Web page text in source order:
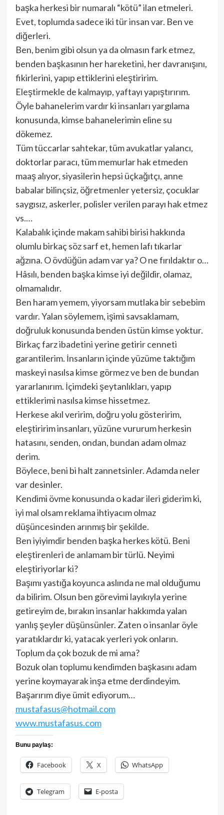
başka herkesi bir numaralı “kötü” ilan etmeleri.
Evet, toplumda sadece iki tür insan var. Ben ve
diğerleri.
Ben, benim gibi olsun ya da olmasın fark etmez,
benden başkasının her hareketini, her davranışını,
fikirlerini, yapıp ettiklerini eleştiririm.
Eleştirmekle de kalmayıp, yaftayı yapıştırırım.
Öyle bahanelerim vardır ki insanları yargılama
konusunda, kimse bahanelerimin eline su
dökemez.
Tüm tüccarlar sahtekar, tüm avukatlar yalancı,
doktorlar paracı, tüm memurlar hak etmeden
maaş alıyor, siyasilerin hepsi üçkağıtçı, anne
babalar bilinçsiz, öğretmenler yetersiz, çocuklar
saygısız, askerler, polisler verilen parayı hak etmez
vs.…
Kalabalık içinde makam sahibi birisi hakkında
olumlu birkaç söz sarf et, hemen lafı tıkarlar
ağzına. O övdüğün adam var ya? O ne fırıldaktır o…
Hâsılı, benden başka kimse iyi değildir, olamaz,
olmamalıdır.
Ben haram yemem, yiyorsam mutlaka bir sebebim
vardır. Yalan söylemem, işimi savsaklamam,
doğruluk konusunda benden üstün kimse yoktur.
Birkaç farz ibadetini yerine getirir cenneti
garantilerim. İnsanların içinde yüzüme taktığım
maskeyi nasılsa kimse görmez ve ben de bundan
yararlanırım. İçimdeki şeytanlıkları, yapıp
ettiklerimi nasılsa kimse hissetmez.
Herkese akıl veririm, doğru yolu gösteririm,
eleştiririm insanları, yüzüne vururum herkesin
hatasını, senden, ondan, bundan adam olmaz
derim.
Böylece, beni bi halt zannetsinler. Adamda neler
var desinler.
Kendimi övme konusunda o kadar ileri giderim ki,
iyi mal olsam reklama ihtiyacım olmaz
düşüncesinden arınmış bir şekilde.
Ben iyiyimdir benden başka herkes kötü. Beni
eleştirenleri de anlamam bir türlü. Neyimi
eleştiriyorlar ki?
Başımı yastığa koyunca aslında ne mal olduğumu
da bilirim. Olsun ben görevimi layıkıyla yerine
getireyim de, bırakın insanlar hakkımda yalan
yanlış şeyler düşünsünler. Zaten o insanlar öyle
yaratıklardır ki, yatacak yerleri yok onların.
Toplum da çok bozuk de mi ama?
Bozuk olan toplumu kendimden başkasını adam
yerine koymayarak inşa etme derdindeyim.
Başarırım diye ümit ediyorum…
mustafasus@hotmail.com
www.mustafasus.com
Bunu paylaş:
Facebook X WhatsApp
Telegram E-posta